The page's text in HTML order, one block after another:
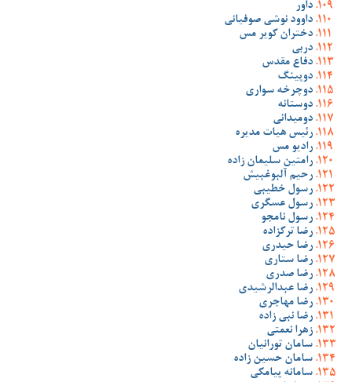
داور
داوود نوشی صوفیانی
دختران کویر مس
دربی
دفاع مقدس
دوپینگ
دوچرخه سواری
دوستانه
دومیدانی
رئیس هیات مدیره
رادیو مس
رامتین سلیمان زاده
رحیم آلبوغبیش
رسول خطیبی
رسول عسگری
رسول نامجو
رضا ترکزاده
رضا حیدری
رضا ستاری
رضا صدری
رضا عبدالرشیدی
رضا مهاجری
رضا نبی زاده
زهرا نعمتی
سامان تورانیان
سامان حسین زاده
سامانه پیامکی